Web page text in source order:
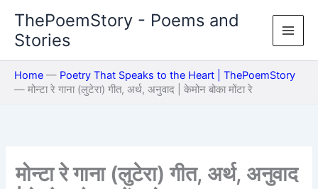
content
ThePoemStory - Poems and
Stories
Home — Poetry That Speaks to the Heart | ThePoemStory
— मोन्टा रे गाना (लुटेरा) गीत, अर्थ, अनुवाद | केमोन बोका मोंटा रे
मोन्टा रे गाना (लुटेरा) गीत, अर्थ, अनुवाद